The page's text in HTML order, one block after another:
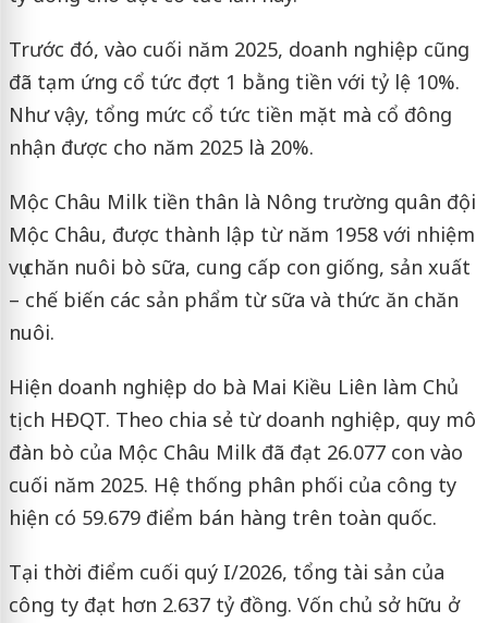
Trước đó, vào cuối năm 2025, doanh nghiệp cũng
đã tạm ứng cổ tức đợt 1 bằng tiền với tỷ lệ 10%.
Như vậy, tổng mức cổ tức tiền mặt mà cổ đông
nhận được cho năm 2025 là 20%.
Mộc Châu Milk tiền thân là Nông trường quân đội
Mộc Châu, được thành lập từ năm 1958 với nhiệm
vụ chăn nuôi bò sữa, cung cấp con giống, sản xuất
– chế biến các sản phẩm từ sữa và thức ăn chăn
nuôi.
Hiện doanh nghiệp do bà Mai Kiều Liên làm Chủ
tịch HĐQT. Theo chia sẻ từ doanh nghiệp, quy mô
đàn bò của Mộc Châu Milk đã đạt 26.077 con vào
cuối năm 2025. Hệ thống phân phối của công ty
hiện có 59.679 điểm bán hàng trên toàn quốc.
Tại thời điểm cuối quý I/2026, tổng tài sản của
công ty đạt hơn 2.637 tỷ đồng. Vốn chủ sở hữu ở